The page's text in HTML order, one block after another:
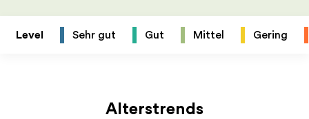
Level Sehr gut Gut Mittel Gering
Alterstrends